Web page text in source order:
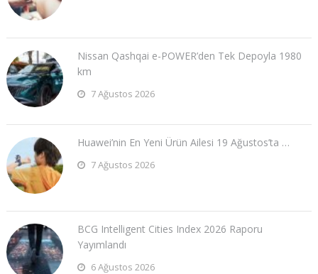
Nissan Qashqai e-POWER’den Tek Depoyla 1980
km
7 Ağustos 2026
Huawei’nin En Yeni Ürün Ailesi 19 Ağustos’ta …
7 Ağustos 2026
BCG Intelligent Cities Index 2026 Raporu
Yayımlandı
6 Ağustos 2026